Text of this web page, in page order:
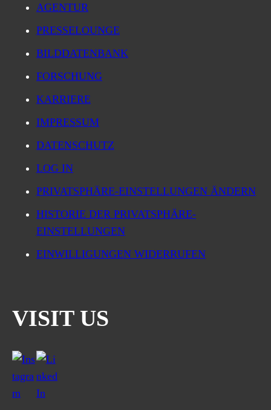
AGENTUR
PRESSELOUNGE
BILDDATENBANK
FORSCHUNG
KARRIERE
IMPRESSUM
DATENSCHUTZ
LOG IN
PRIVATSPHÄRE-EINSTELLUNGEN ÄNDERN
HISTORIE DER PRIVATSPHÄRE-
EINSTELLUNGEN
EINWILLIGUNGEN WIDERRUFEN
VISIT US